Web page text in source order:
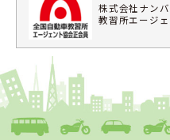
株式会社ナン
教習所エージ